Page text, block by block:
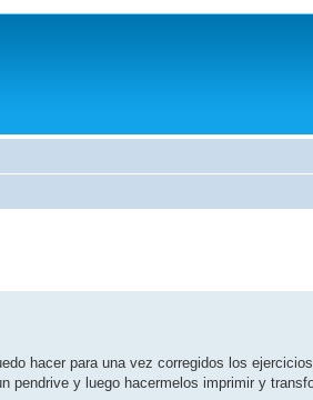
hacer para una vez corregidos los
pendrive y luego hacermelos imprimir y